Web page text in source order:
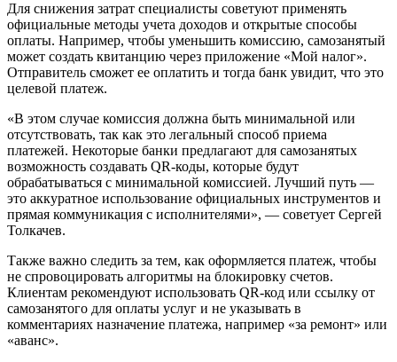
Для снижения затрат специалисты советуют применять
официальные методы учета доходов и открытые способы
оплаты. Например, чтобы уменьшить комиссию, самозанятый
может создать квитанцию через приложение «Мой налог».
Отправитель сможет ее оплатить и тогда банк увидит, что это
целевой платеж.
«В этом случае комиссия должна быть минимальной или
отсутствовать, так как это легальный способ приема
платежей. Некоторые банки предлагают для самозанятых
возможность создавать QR-коды, которые будут
обрабатываться с минимальной комиссией. Лучший путь —
это аккуратное использование официальных инструментов и
прямая коммуникация с исполнителями», — советует Сергей
Толкачев.
Также важно следить за тем, как оформляется платеж, чтобы
не спровоцировать алгоритмы на блокировку счетов.
Клиентам рекомендуют использовать QR-код или ссылку от
самозанятого для оплаты услуг и не указывать в
комментариях назначение платежа, например «за ремонт» или
«аванс».